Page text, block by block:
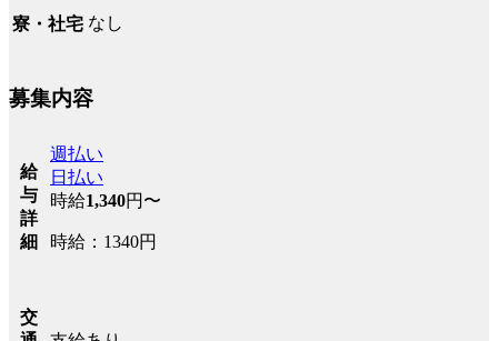
寮・社宅 なし
募集内容
給
与
詳
細
週払い
日払い
時給1,340円〜
時給：1340円
交